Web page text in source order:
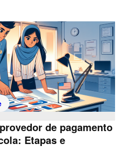
de pagamento
Etapas e